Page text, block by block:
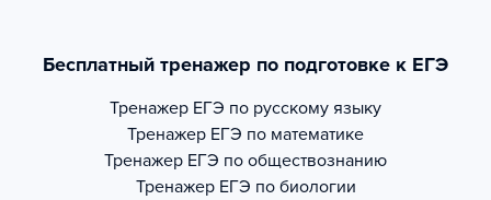
Бесплатный тренажер по подготовке к ЕГЭ
Тренажер ЕГЭ по русскому языку
Тренажер ЕГЭ по математике
Тренажер ЕГЭ по обществознанию
Тренажер ЕГЭ по биологии